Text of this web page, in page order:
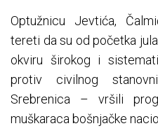
Optužnicu Jevtića,
tereti da su od početka
okviru širokog i
protiv civilnog
Srebrenica – vršili
muškaraca bošnjačke